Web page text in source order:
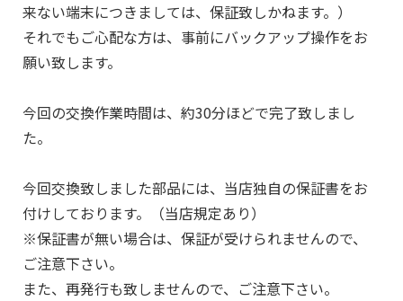
来ない端末につきましては、保証致しかねます。）
それでもご心配な方は、事前にバックアップ操作をお
願い致します。
今回の交換作業時間は、約30分ほどで完了致しまし
た。
今回交換致しました部品には、当店独自の保証書をお
付けしております。（当店規定あり）
※保証書が無い場合は、保証が受けられませんので、
ご注意下さい。
また、再発行も致しませんので、ご注意下さい。